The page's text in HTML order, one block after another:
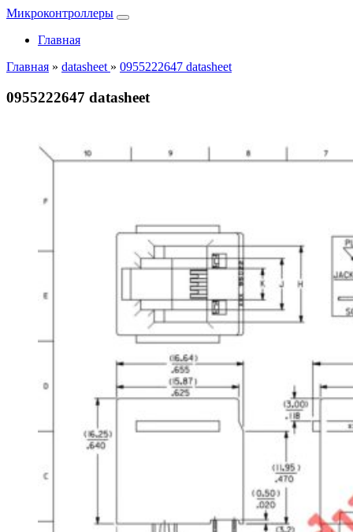
Микроконтроллеры
Главная
Главная » datasheet » 0955222647 datasheet
0955222647 datasheet